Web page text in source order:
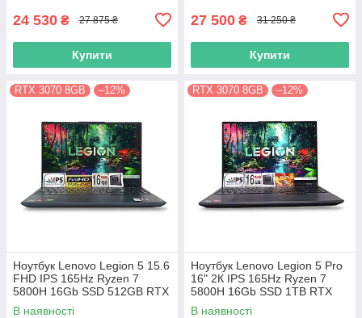
24 530 ₴ 27 875 ₴
Купити
27 500 ₴ 31 250 ₴
Купити
RTX 3070 8GB –12%
Ноутбук Lenovo Legion 5 15.6
FHD IPS 165Hz Ryzen 7
5800H 16Gb SSD 512GB RTX
3070 8GB
В наявності
RTX 3070 8GB –12%
Ноутбук Lenovo Legion 5 Pro
16" 2К IPS 165Hz Ryzen 7
5800H 16Gb SSD 1TB RTX
3070 8GB
В наявності